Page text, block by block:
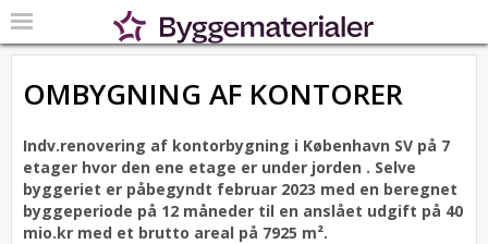
OMBYGNING AF KONTORER
Indv.renovering af kontorbygning i København SV på 7
etager hvor den ene etage er under jorden . Selve
byggeriet er påbegyndt februar 2023 med en beregnet
byggeperiode på 12 måneder til en anslået udgift på 40
mio.kr med et brutto areal på 7925 m².